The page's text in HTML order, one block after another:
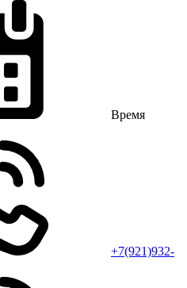
Время
+7(921)932-